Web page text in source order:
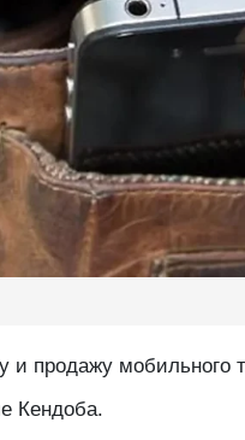
и продажу мобильного
Кендоба.